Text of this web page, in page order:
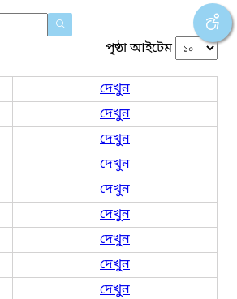
পৃষ্ঠা আইটেম
দেখুন
দেখুন
দেখুন
দেখুন
দেখুন
দেখুন
দেখুন
দেখুন
দেখুন